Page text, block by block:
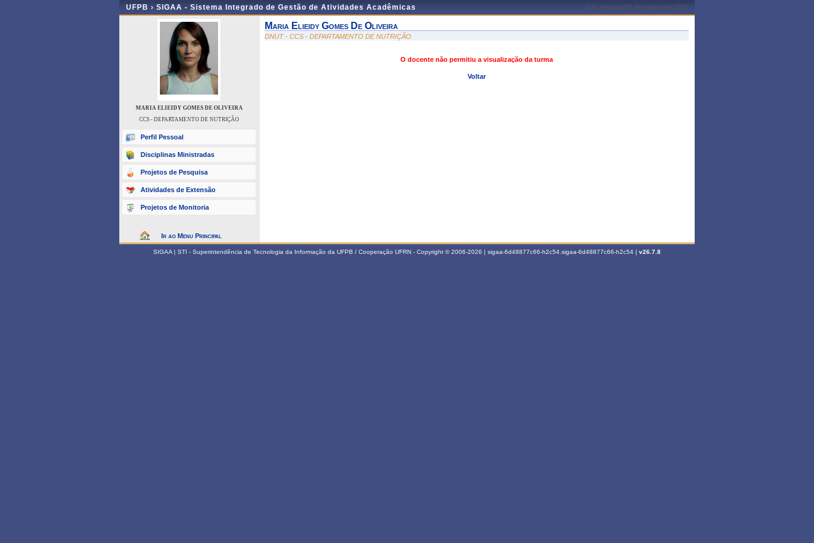
UFPB › SIGAA - Sistema Integrado de Gestão de Atividades Acadêmicas João Pessoa, 08 de Agosto de 2026
MARIA ELIEIDY GOMES DE OLIVEIRA
CCS - DEPARTAMENTO DE NUTRIÇÃO
Perfil Pessoal
Disciplinas Ministradas
Projetos de Pesquisa
Atividades de Extensão
Projetos de Monitoria
Ir ao Menu Principal
Maria Elieidy Gomes De Oliveira
DNUT - CCS - DEPARTAMENTO DE NUTRIÇÃO
O docente não permitiu a visualização da turma
Voltar
SIGAA | STI - Superintendência de Tecnologia da Informação da UFPB / Cooperação UFRN - Copyright © 2006-2026 | sigaa-6d48877c66-h2c54.sigaa-6d48877c66-h2c54 | v26.7.8